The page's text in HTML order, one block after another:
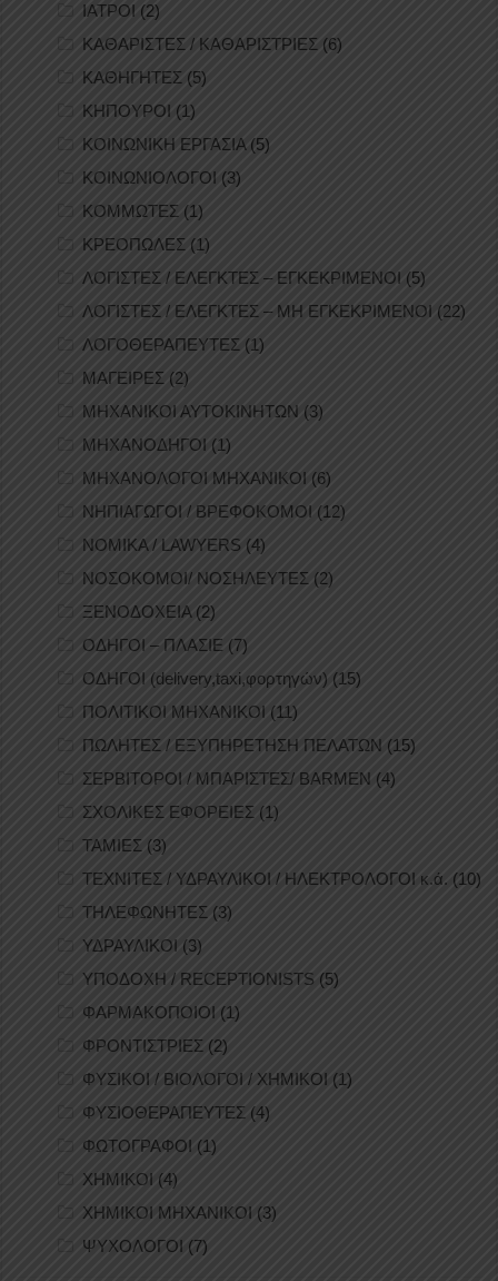
ΙΑΤΡΟΙ (2)
ΚΑΘΑΡΙΣΤΕΣ / ΚΑΘΑΡΙΣΤΡΙΕΣ (6)
ΚΑΘΗΓΗΤΕΣ (5)
ΚΗΠΟΥΡΟΙ (1)
ΚΟΙΝΩΝΙΚΗ ΕΡΓΑΣΙΑ(5)
ΚΟΙΝΩΝΙΟΛΟΓΟΙ (3)
ΚΟΜΜΩΤΕΣ (1)
ΚΡΕΟΠΩΛΕΣ (1)
ΛΟΓΙΣΤΕΣ / ΕΛΕΓΚΤΕΣ – ΕΓΚΕΚΡΙΜΕΝΟΙ (5)
ΛΟΓΙΣΤΕΣ / ΕΛΕΓΚΤΕΣ – ΜΗ ΕΓΚΕΚΡΙΜΕΝΟΙ (22)
ΛΟΓΟΘΕΡΑΠΕΥΤΕΣ (1)
ΜΑΓΕΙΡΕΣ (2)
ΜΗΧΑΝΙΚΟΙ ΑΥΤΟΚΙΝΗΤΩΝ (3)
ΜΗΧΑΝΟΔΗΓΟΙ (1)
ΜΗΧΑΝΟΛΟΓΟΙ ΜΗΧΑΝΙΚΟΙ (6)
ΝΗΠΙΑΓΩΓΟΙ / ΒΡΕΦΟΚΟΜΟΙ (12)
ΝΟΜΙΚΑ / LAWYERS (4)
ΝΟΣΟΚΟΜΟΙ/ ΝΟΣΗΛΕΥΤΕΣ (2)
ΞΕΝΟΔΟΧΕΙΑ(2)
ΟΔΗΓΟΙ – ΠΛΑΣΙΕ (7)
ΟΔΗΓΟΙ (delivery,taxi,φορτηγών) (15)
ΠΟΛΙΤΙΚΟΙ ΜΗΧΑΝΙΚΟΙ (11)
ΠΩΛΗΤΕΣ / ΕΞΥΠΗΡΕΤΗΣΗ ΠΕΛΑΤΩΝ (15)
ΣΕΡΒΙΤΟΡΟΙ / ΜΠΑΡΙΣΤΕΣ/ BARMEN (4)
ΣΧΟΛΙΚΕΣ ΕΦΟΡΕΙΕΣ (1)
ΤΑΜΙΕΣ (3)
ΤΕΧΝΙΤΕΣ / ΥΔΡΑΥΛΙΚΟΙ / ΗΛΕΚΤΡΟΛΟΓΟΙ κ.ά. (10)
ΤΗΛΕΦΩΝΗΤΕΣ (3)
ΥΔΡΑΥΛΙΚΟΙ (3)
ΥΠΟΔΟΧΗ / RECEPTIONISTS (5)
ΦΑΡΜΑΚΟΠΟΙΟΙ (1)
ΦΡΟΝΤΙΣΤΡΙΕΣ (2)
ΦΥΣΙΚΟΙ / ΒΙΟΛΟΓΟΙ / ΧΗΜΙΚΟΙ (1)
ΦΥΣΙΟΘΕΡΑΠΕΥΤΕΣ (4)
ΦΩΤΟΓΡΑΦΟΙ (1)
ΧΗΜΙΚΟΙ (4)
ΧΗΜΙΚΟΙ ΜΗΧΑΝΙΚΟΙ (3)
ΨΥΧΟΛΟΓΟΙ (7)